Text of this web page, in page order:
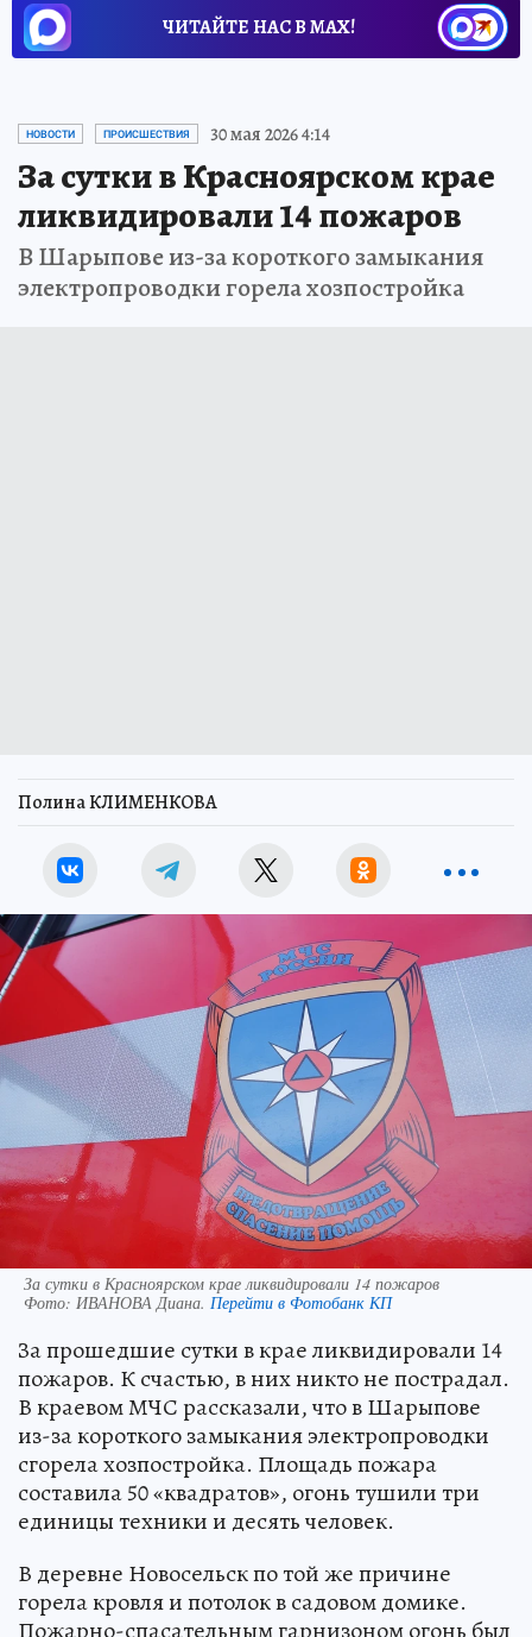
ЧИТАЙТЕ НАС В МАХ!
НОВОСТИ ПРОИСШЕСТВИЯ 30 мая 2026 4:14
За сутки в Красноярском крае
ликвидировали 14 пожаров
В Шарыпове из-за короткого замыкания
электропроводки горела хозпостройка
Полина КЛИМЕНКОВА
За сутки в Красноярском крае ликвидировали 14 пожаров
Фото: ИВАНОВА Диана. Перейти в Фотобанк КП
За прошедшие сутки в крае ликвидировали 14
пожаров. К счастью, в них никто не пострадал.
В краевом МЧС рассказали, что в Шарыпове
из-за короткого замыкания электропроводки
сгорела хозпостройка. Площадь пожара
составила 50 «квадратов», огонь тушили три
единицы техники и десять человек.
В деревне Новосельск по той же причине
горела кровля и потолок в садовом домике.